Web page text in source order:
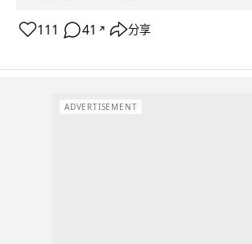
111 41 ↗ 分享
ADVERTISEMENT